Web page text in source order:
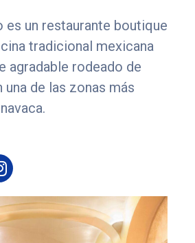
es un restaurante boutique
tradicional mexicana
agradable rodeado de
de las zonas más